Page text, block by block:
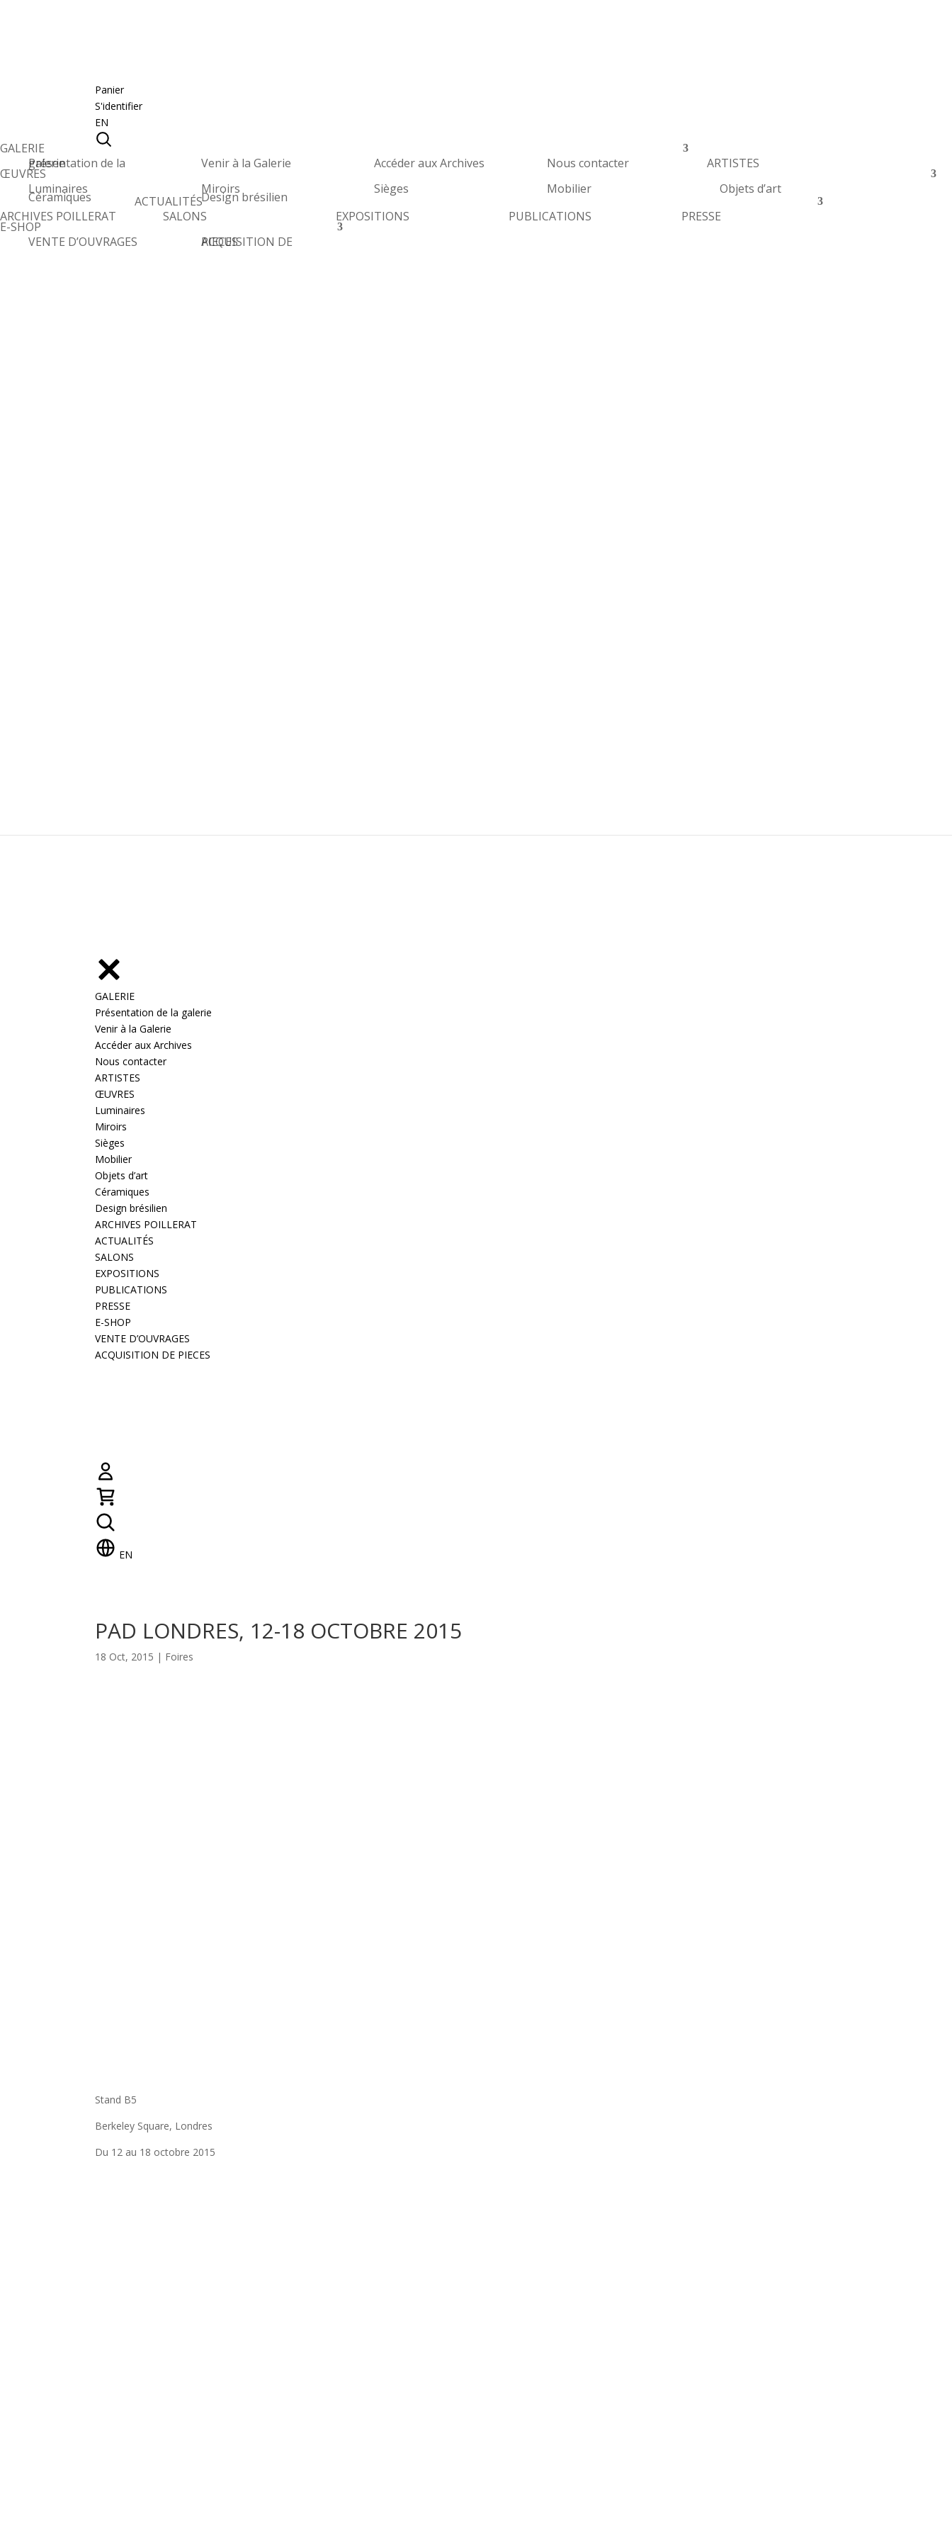
Panier
S'identifier
EN
GALERIE
Présentation de la galerie
Venir à la Galerie Accéder aux Archives Nous contacter ARTISTES
ŒUVRES
Luminaires
Miroirs Sièges Mobilier Objets d’art
Céramiques
Design brésilien
ARCHIVES POILLERAT
ACTUALITÉS
SALONS
EXPOSITIONS PUBLICATIONS PRESSE
E-SHOP
VENTE D’OUVRAGES
ACQUISITION DE PIECES
GALERIE
Présentation de la galerie
Venir à la Galerie
Accéder aux Archives
Nous contacter
ARTISTES
ŒUVRES
Luminaires
Miroirs
Sièges
Mobilier
Objets d’art
Céramiques
Design brésilien
ARCHIVES POILLERAT
ACTUALITÉS
SALONS
EXPOSITIONS
PUBLICATIONS
PRESSE
E-SHOP
VENTE D’OUVRAGES
ACQUISITION DE PIECES
EN
PAD LONDRES, 12-18 OCTOBRE 2015
18 Oct, 2015 | Foires
Stand B5
Berkeley Square, Londres
Du 12 au 18 octobre 2015